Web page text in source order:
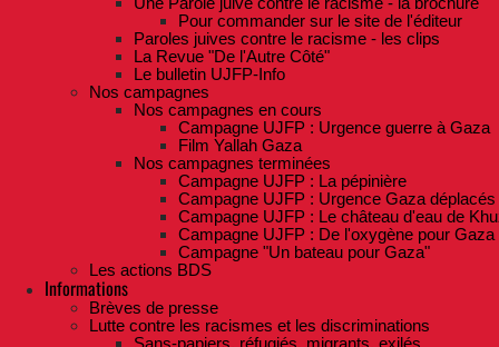
Pour commander sur le site de l'éditeur
Paroles juives contre le racisme - les clips
La Revue "De l'Autre Côté"
Le bulletin UJFP-Info
Nos campagnes
Nos campagnes en cours
Campagne UJFP : Urgence guerre à Gaza
Film Yallah Gaza
Nos campagnes terminées
Campagne UJFP : La pépinière
Campagne UJFP : Urgence Gaza déplacés
Campagne UJFP : Le château d'eau de
Campagne UJFP : De l'oxygène pour Gaza
Campagne "Un bateau pour Gaza"
Les actions BDS
Informations
Brèves de presse
Lutte contre les racismes et les discriminations